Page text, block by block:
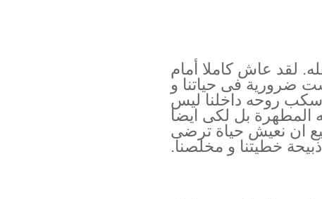
لقد عاش كاملا أمام
ضرورية فى حياتنا و
سكب روحه داخلنا ليس
المطهرة بل لكى ايضا
ان نعيش حياة ترضى
خطيتنا و مخلصنا.